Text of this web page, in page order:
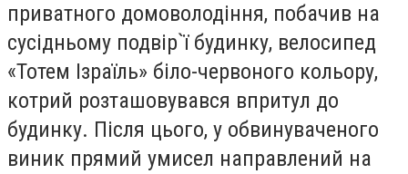
приватного домоволодіння, побачив на
сусідньому подвір`ї будинку, велосипед
«Тотем Ізраїль» біло-червоного кольору,
котрий розташовувався впритул до
будинку. Після цього, у обвинуваченого
виник прямий умисел направлений на